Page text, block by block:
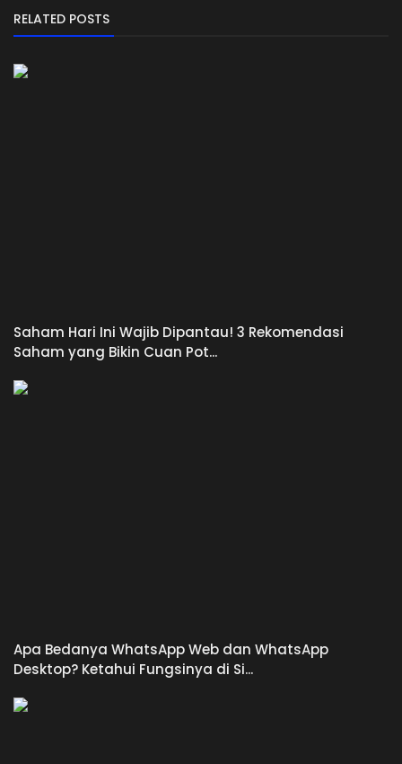
RELATED POSTS
Saham Hari Ini Wajib Dipantau! 3 Rekomendasi
Saham yang Bikin Cuan Pot...
Apa Bedanya WhatsApp Web dan WhatsApp
Desktop? Ketahui Fungsinya di Si...